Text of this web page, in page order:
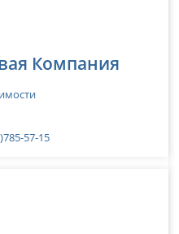
Компания
57-15